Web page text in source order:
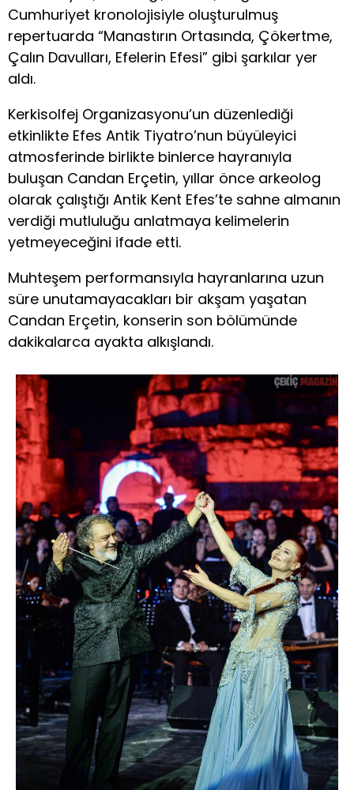
Cumhuriyet kronolojisiyle oluşturulmuş
repertuarda “Manastırın Ortasında, Çökertme,
Çalın Davulları, Efelerin Efesi” gibi şarkılar yer
aldı.
Kerkisolfej Organizasyonu’un düzenlediği
etkinlikte Efes Antik Tiyatro’nun büyüleyici
atmosferinde birlikte binlerce hayranıyla
buluşan Candan Erçetin, yıllar önce arkeolog
olarak çalıştığı Antik Kent Efes’te sahne almanın
verdiği mutluluğu anlatmaya kelimelerin
yetmeyeceğini ifade etti.
Muhteşem performansıyla hayranlarına uzun
süre unutamayacakları bir akşam yaşatan
Candan Erçetin, konserin son bölümünde
dakikalarca ayakta alkışlandı.